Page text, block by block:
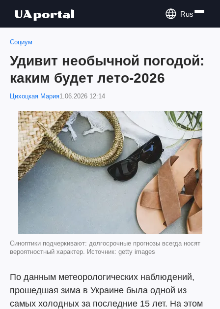
Rus
Социум
Удивит необычной погодой:
каким будет лето-2026
Цихоцкая Мария1.06.2026 12:14
Синоптики подчеркивают: долгосрочные прогнозы всегда носят
вероятностный характер. Источник: getty images
По данным метеорологических наблюдений,
прошедшая зима в Украине была одной из
самых холодных за последние 15 лет. На этом